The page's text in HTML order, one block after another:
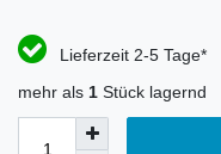
Lieferzeit 2-5 Tage*
mehr als 1 Stück lagernd